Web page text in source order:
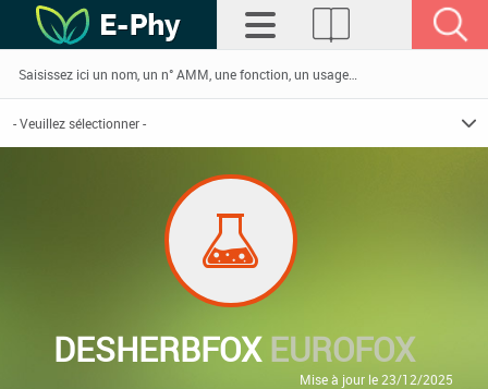
DESHERBFOXEUROFOX
Mise à jour le 23/12/2025